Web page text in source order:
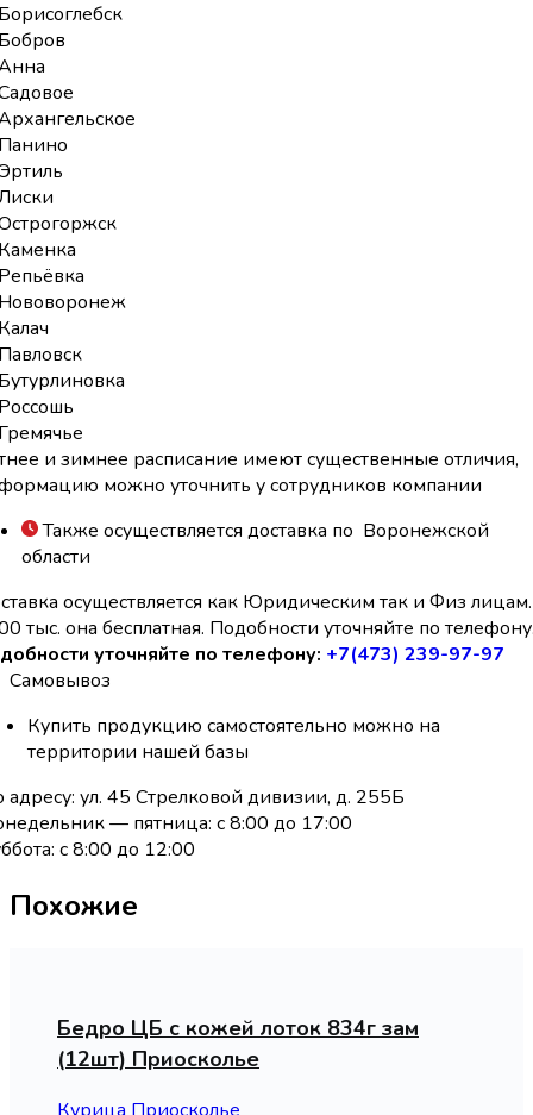
и зимнее расписание имеют существенные отличия,
можно уточнить у сотрудников компании
Также осуществляется доставка по Воронежской
области
осуществляется как Юридическим так и Физ
тыс. она бесплатная. Подобности уточняйте по
уточняйте по телефону: +7(473) 239-97-97
Самовывоз
Купить продукцию самостоятельно можно на
территории нашей базы
адресу: ул. 45 Стрелковой дивизии, д. 255Б
— пятница: с 8:00 до 17:00
с 8:00 до 12:00
Похожие
Бедро ЦБ с кожей лоток 834г зам
(12шт) Приосколье
Курица Приосколье